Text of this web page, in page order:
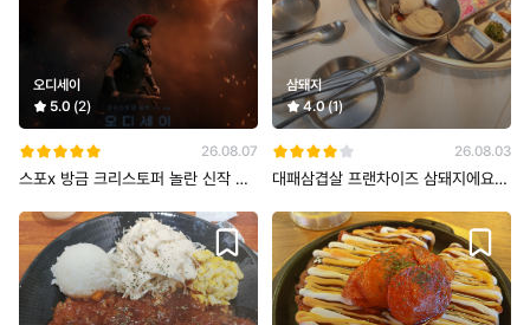
오디세이
5.0 (2)
26.08.07
스포x 방금 크리스토퍼 놀란 신작 오
삼돼지
4.0(1)
26.08.03
대패삼겹살 프랜차이즈 삼돼지에요
을 먹